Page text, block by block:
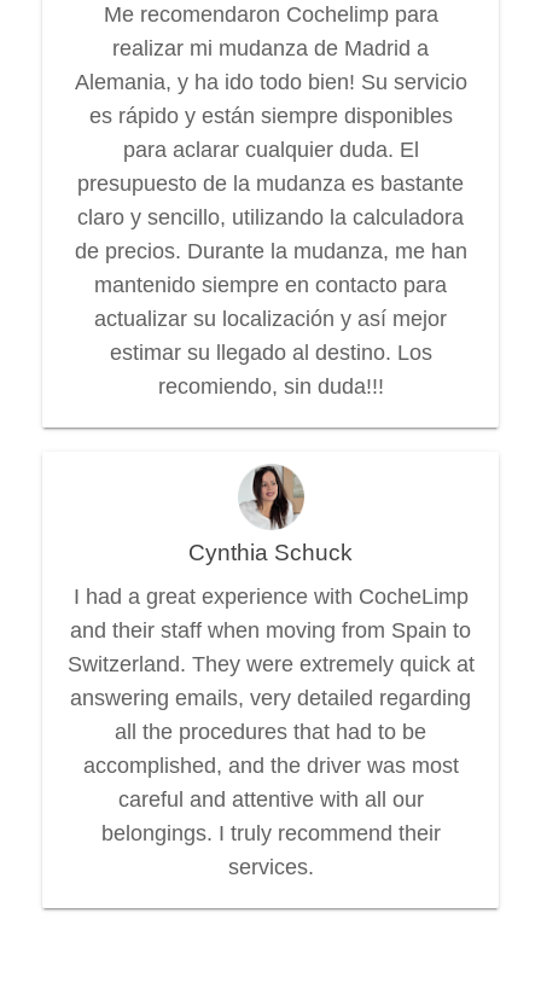
Me recomendaron Cochelimp para
realizar mi mudanza de Madrid a
Alemania, y ha ido todo bien! Su servicio
es rápido y están siempre disponibles
para aclarar cualquier duda. El
presupuesto de la mudanza es bastante
claro y sencillo, utilizando la calculadora
de precios. Durante la mudanza, me han
mantenido siempre en contacto para
actualizar su localización y así mejor
estimar su llegado al destino. Los
recomiendo, sin duda!!!
Cynthia Schuck
I had a great experience with CocheLimp
and their staff when moving from Spain to
Switzerland. They were extremely quick at
answering emails, very detailed regarding
all the procedures that had to be
accomplished, and the driver was most
careful and attentive with all our
belongings. I truly recommend their
services.